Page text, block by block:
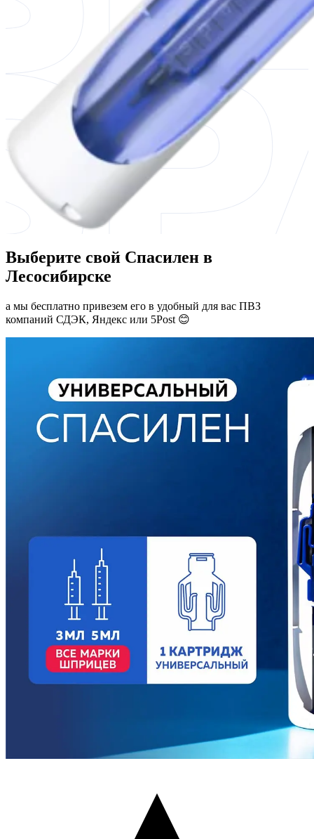
Выберите свой Спасилен в
Лесосибирске
а мы бесплатно привезем его в удобный для вас ПВЗ
компаний СДЭК, Яндекс или 5Post 😊